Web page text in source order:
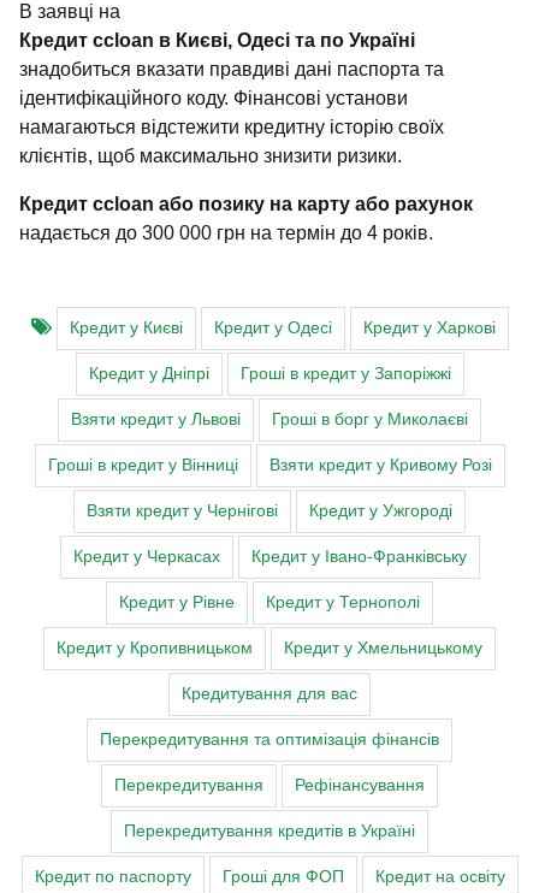
В заявці на
Кредит ccloan в Києві, Одесі та по Україні
знадобиться вказати правдиві дані паспорта та
ідентифікаційного коду. Фінансові установи
намагаються відстежити кредитну історію своїх
клієнтів, щоб максимально знизити ризики.
Кредит ccloan або позику на карту або рахунок
надається до 300 000 грн на термін до 4 років.
Кредит у Києві Кредит у Одесі Кредит у Харкові
Кредит у Дніпрі Гроші в кредит у Запоріжжі
Взяти кредит у Львові Гроші в борг у Миколаєві
Гроші в кредит у Вінниці Взяти кредит у Кривому Розі
Взяти кредит у Чернігові Кредит у Ужгороді
Кредит у Черкасах Кредит у Івано-Франківську
Кредит у Рівне Кредит у Тернополі
Кредит у Кропивницьком Кредит у Хмельницькому
Кредитування для вас
Перекредитування та оптимізація фінансів
Перекредитування Рефінансування
Перекредитування кредитів в Україні
Кредит по паспорту Гроші для ФОП Кредит на освіту